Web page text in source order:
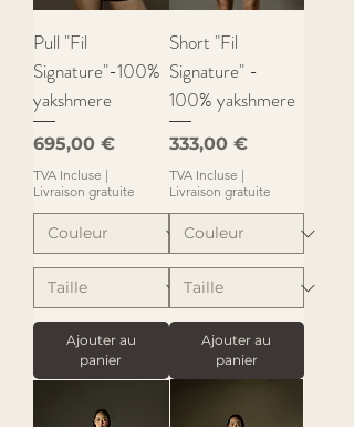
Pull "Fil
Signature"-100%
yakshmere
Prix
695,00 €
TVA Incluse |
Livraison gratuite
Ajouter au
panier
Short "Fil
Signature" -
100% yakshmere
Prix
333,00 €
TVA Incluse |
Livraison gratuite
Ajouter au
panier